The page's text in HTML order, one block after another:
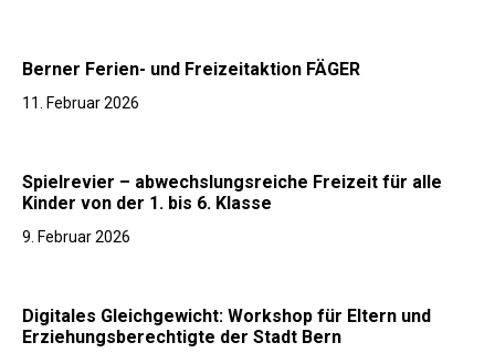
Berner Ferien- und Freizeitaktion FÄGER
11. Februar 2026
Spielrevier – abwechslungsreiche Freizeit für alle
Kinder von der 1. bis 6. Klasse
9. Februar 2026
Digitales Gleichgewicht: Workshop für Eltern und
Erziehungsberechtigte der Stadt Bern